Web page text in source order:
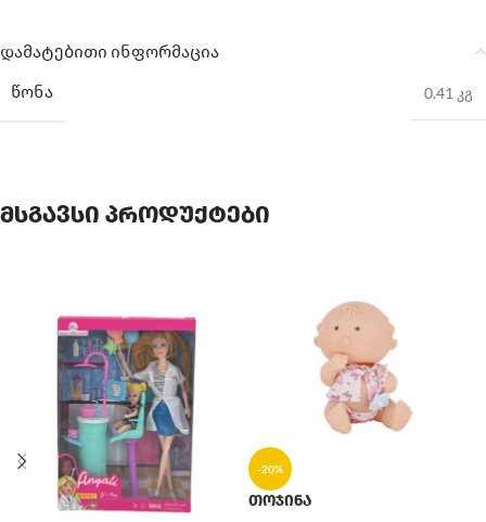
დამატებითი ინფორმაცია
ᲬᲝᲜᲐ
0.41 კგ
მსგავსი პროდუქტები
-20%
თოჯინა